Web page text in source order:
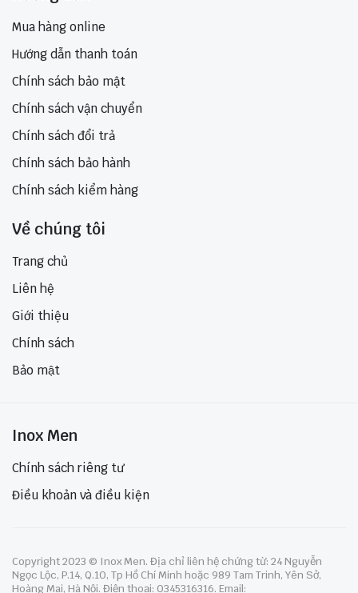
Mua hàng online
Hướng dẫn thanh toán
Chính sách bảo mật
Chính sách vận chuyển
Chính sách đổi trả
Chính sách bảo hành
Chính sách kiểm hàng
Về chúng tôi
Trang chủ
Liên hệ
Giới thiệu
Chính sách
Bảo mật
Inox Men
Chính sách riêng tư
Điều khoản và điều kiện
Copyright 2023 © Inox Men. Địa chỉ liên hệ chứng từ: 24 Nguyễn
Ngọc Lộc, P.14, Q.10, Tp Hồ Chí Minh hoặc 989 Tam Trinh, Yên Sở,
Hoàng Mai, Hà Nội. Điện thoại: 0345316316. Email: